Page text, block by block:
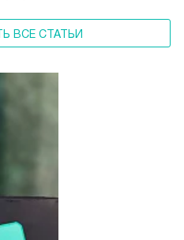
ВСЕ СТАТЬИ